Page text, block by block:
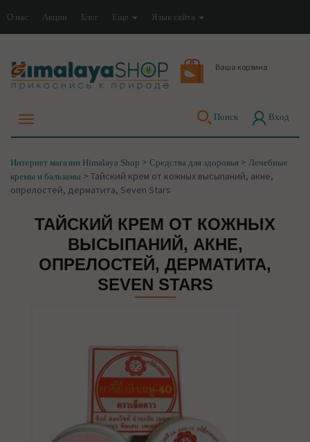
О нас Акции Блог Еще Язык сайта
Ваша корзина
Поиск Вход
Интернет магазин Himalaya Shop > Средства для здоровья > Лечебные
кремы и бальзамы > Тайский крем от кожных высыпаний, акне,
опрелостей, дерматита, Seven Stars
ТАЙСКИЙ КРЕМ ОТ КОЖНЫХ
ВЫСЫПАНИЙ, АКНЕ,
ОПРЕЛОСТЕЙ, ДЕРМАТИТА,
SEVEN STARS